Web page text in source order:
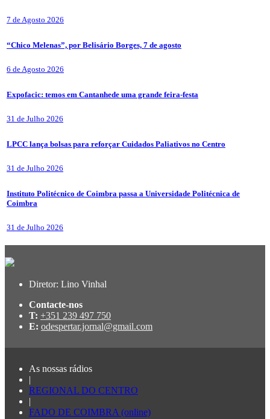
7 de Agosto 2026
“Chico Melenas”, por Belisário Borges, 7 de agosto
6 de Agosto 2026
Expofacic: temos em Cantanhede uma grande feira-festa
31 de Julho 2026
LPCC lança bolsas para reforçar Cuidados Paliativos no Centro
31 de Julho 2026
Instituto Politécnico de Coimbra passa a Universidade Politécnica de
Coimbra
31 de Julho 2026
Diretor: Lino Vinhal
Contacte-nos
T: +351 239 497 750
E: odespertar.jornal@gmail.com
As nossas rádios
|
REGIONAL DO CENTRO
|
FADO DE COIMBRA (online)